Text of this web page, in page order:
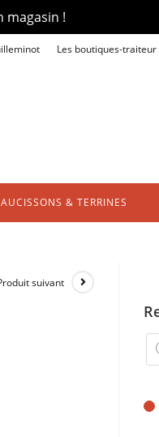
magasin !
Les boutiques-traiteur
& TERRINES
suivant
de